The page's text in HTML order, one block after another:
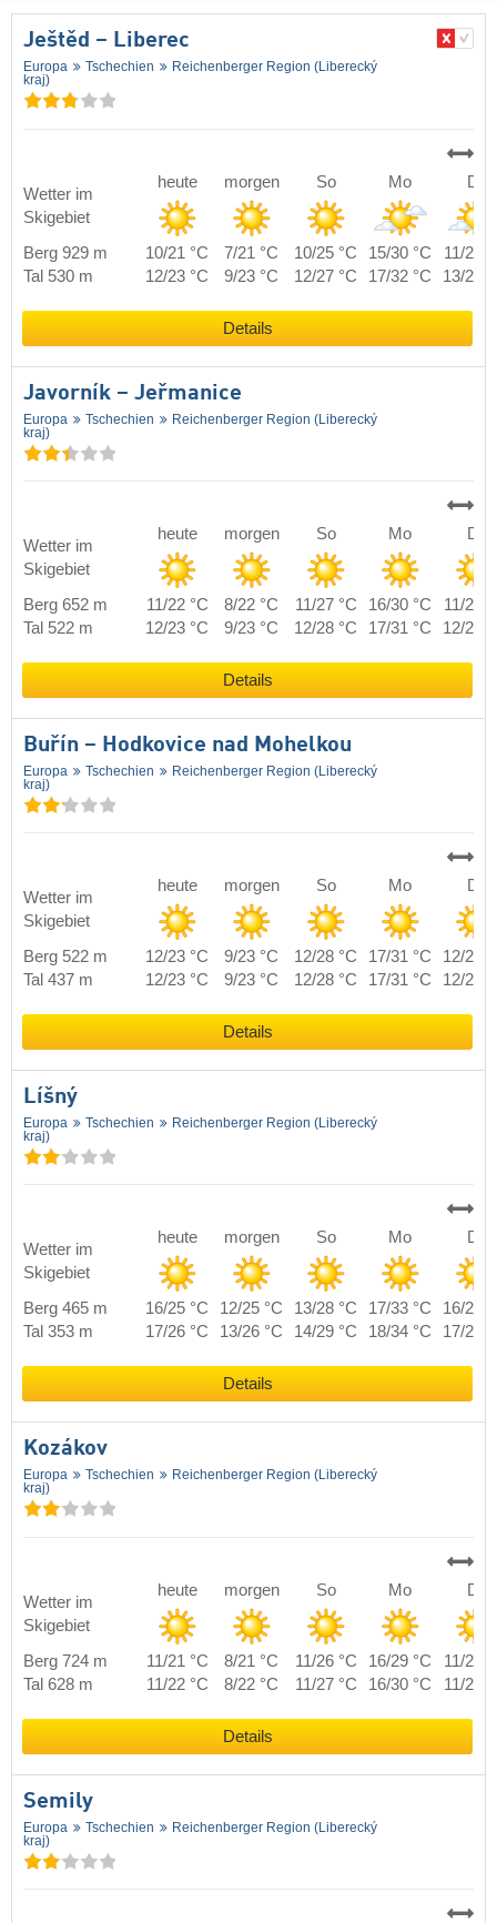
Ještěd – Liberec
Europa Tschechien
Reichenberger Region (Liberecký
kraj)
Wetter im
Skigebiet
heute morgen So Mo Di
Berg 929 m 10/21 °C 7/21 °C 10/25 °C 15/30 °C
11/21
Tal 530 m
12/23 °C 9/23 °C 12/27 °C 17/32 °C 13/23
Details
Javorník – Jeřmanice
Europa Tschechien
Reichenberger Region (Liberecký
kraj)
Wetter im
Skigebiet
heute morgen So Mo Di
Berg 652 m 11/22 °C 8/22 °C 11/27 °C 16/30 °C
11/22
Tal 522 m
12/23 °C 9/23 °C 12/28 °C 17/31 °C 12/23
Details
Buřín – Hodkovice nad Mohelkou
Europa Tschechien
Reichenberger Region (Liberecký
kraj)
Wetter im
Skigebiet
heute morgen So Mo Di
Berg 522 m 12/23 °C 9/23 °C 12/28 °C 17/31 °C
12/23
Tal 437 m
12/23 °C 9/23 °C 12/28 °C 17/31 °C 12/23
Details
Líšný
Europa Tschechien
Reichenberger Region (Liberecký
kraj)
Wetter im
Skigebiet
heute morgen So Mo Di
Berg 465 m 16/25 °C 12/25 °C 13/28 °C 17/33 °C
16/27
Tal 353 m
17/26 °C 13/26 °C 14/29 °C 18/34 °C 17/28
Details
Kozákov
Europa Tschechien
Reichenberger Region (Liberecký
kraj)
Wetter im
Skigebiet
heute morgen So Mo Di
Berg 724 m 11/21 °C 8/21 °C 11/26 °C 16/29 °C
11/21
Tal 628 m
11/22 °C 8/22 °C 11/27 °C 16/30 °C 11/22
Details
Semily
Europa Tschechien
Reichenberger Region (Liberecký
kraj)